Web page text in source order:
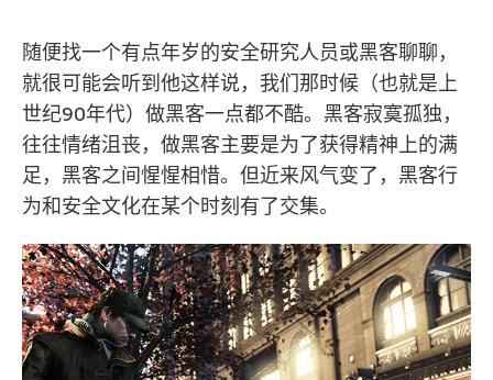
随便找一个有点年岁的安全研究人员或黑客聊聊，
就很可能会听到他这样说，我们那时候（也就是上
世纪90年代）做黑客一点都不酷。黑客寂寞孤独，
往往情绪沮丧，做黑客主要是为了获得精神上的满
足，黑客之间惺惺相惜。但近来风气变了，黑客行
为和安全文化在某个时刻有了交集。